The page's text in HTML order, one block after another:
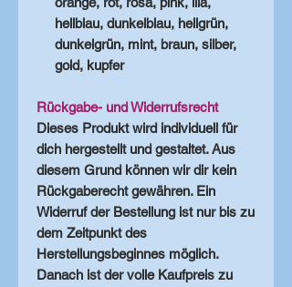
hellblau, dunkelblau, hellgrün,
dunkelgrün, mint, braun, silber,
gold, kupfer
Rückgabe- und Widerrufsrecht
Dieses Produkt wird individuell für
dich hergestellt und gestaltet. Aus
diesem Grund können wir dir kein
Rückgaberecht gewähren. Ein
Widerruf der Bestellung ist nur bis zu
dem Zeitpunkt des
Herstellungsbeginnes möglich.
Danach ist der volle Kaufpreis zu